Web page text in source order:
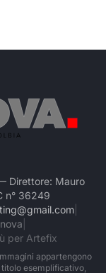
Direttore: Mauro
n° 36249
per Artefix
appartengono
esemplificativo,